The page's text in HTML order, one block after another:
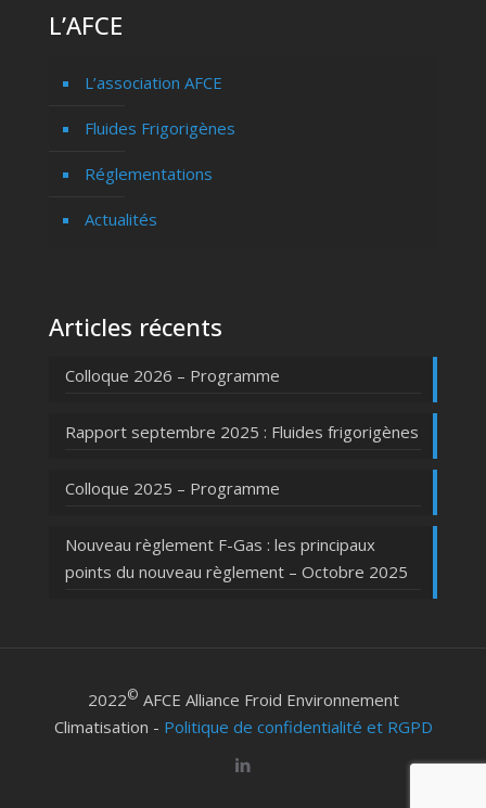
L’AFCE
L’association AFCE
Fluides Frigorigènes
Réglementations
Actualités
Articles récents
Colloque 2026 – Programme
Rapport septembre 2025 : Fluides frigorigènes
Colloque 2025 – Programme
Nouveau règlement F-Gas : les principaux
points du nouveau règlement – Octobre 2025
2022© AFCE Alliance Froid Environnement
Climatisation - Politique de confidentialité et RGPD